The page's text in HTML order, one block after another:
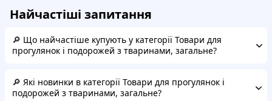
Найчастіші запитання
🔎 Що найчастіше купують у категорії Товари для
прогулянок і подорожей з тваринами, загальне?
🔎 Які новинки в категорії Товари для прогулянок і
подорожей з тваринами, загальне?